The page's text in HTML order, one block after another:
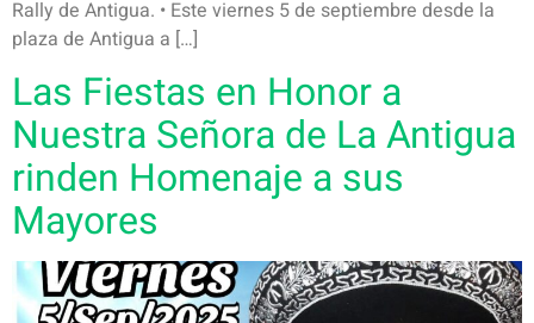
Rally de Antigua. • Este viernes 5 de septiembre desde la
plaza de Antigua a […]
Las Fiestas en Honor a
Nuestra Señora de La Antigua
rinden Homenaje a sus
Mayores